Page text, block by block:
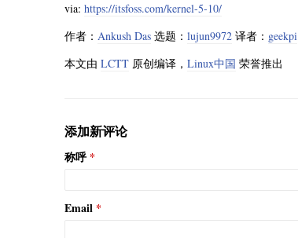
via: https://itsfoss.com/kernel-5-10/
作者： Ankush Das 选题： lujun9972 译者： geekpi
本文由 LCTT 原创编译， Linux中国 荣誉推出
添加新评论
称呼
Email